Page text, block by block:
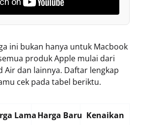
ini bukan hanya untuk Macbook
produk Apple mulai dari
Air dan lainnya. Daftar lengkap
cek pada tabel beriktu.
LamaHarga Baru Kenaikan